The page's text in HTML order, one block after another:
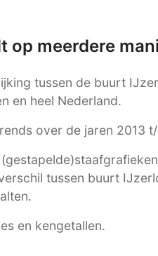
op meerdere
tussen de buurt
en heel Nederland.
over de jaren 2013
tussen buurt
en kengetallen.